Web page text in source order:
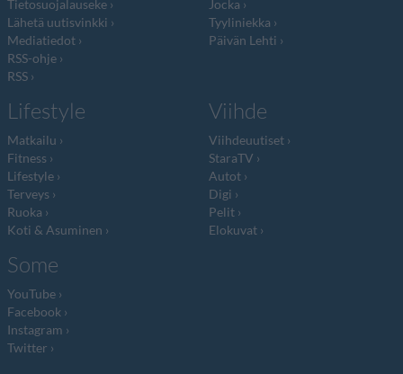
Tietosuojalauseke
Lähetä uutisvinkki
Mediatiedot
RSS-ohje
RSS
Jocka
Tyyliniekka
Päivän Lehti
Lifestyle
Matkailu
Fitness
Lifestyle
Terveys
Ruoka
Koti & Asuminen
Viihde
Viihdeuutiset
StaraTV
Autot
Digi
Pelit
Elokuvat
Some
YouTube
Facebook
Instagram
Twitter